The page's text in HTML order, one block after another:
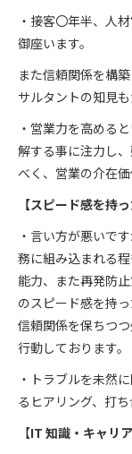
・接客〇年半、人
御座います。
また信頼関係を構
サルタントの知見
・営業力を高める
解する事に注力し
べく、営業の介在
【スピード感を持
・言い方が悪いで
務に組み込まれる
能力、また再発防
のスピード感を持
信頼関係を保ちつ
行動しております。
・トラブルを未然
るヒアリング、打
【IT 知識・キャリ